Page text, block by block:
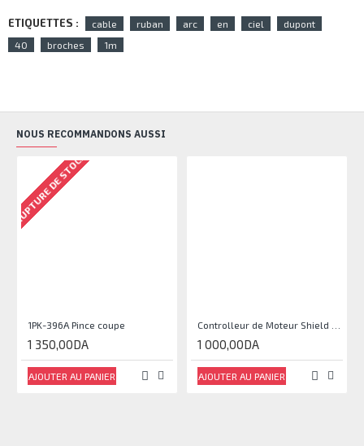
ETIQUETTES : cable ruban arc en ciel
dupont
40
broches 1m
NOUS RECOMMANDONS AUSSI
RUPTURE DE STOCK
1PK-396A Pince coupe
1 350,00DA
AJOUTER AU PANIER
1 000,00DA
AJOUTER AU PANIER